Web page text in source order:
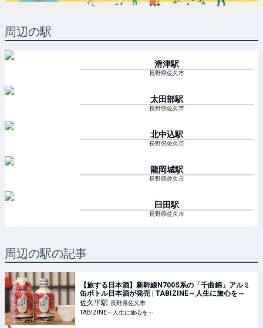
周辺の駅
滑津駅
長野県佐久市
太田部駅
長野県佐久市
北中込駅
長野県佐久市
龍岡城駅
長野県佐久市
臼田駅
長野県佐久市
周辺の駅の記事
【旅する日本酒】新幹線N700S系の「千曲錦」アルミ
缶ボトル日本酒が発売 | TABIZINE～人生に旅心を～
佐久平駅 長野県佐久市
TABIZINE～人生に旅心を～